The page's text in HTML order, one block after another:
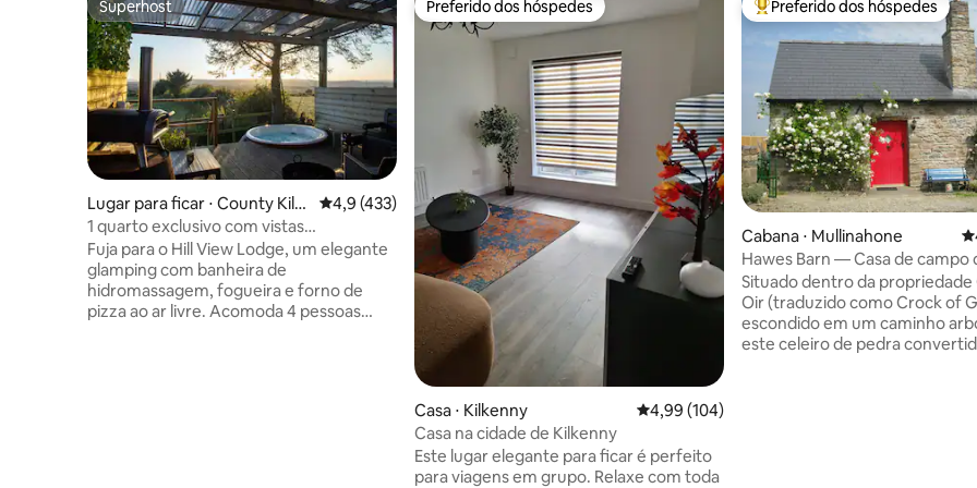
Superhost
Superhost
Lugar para ficar ⋅ County Kilk
enny
4,9 de uma avaliação média de 5, 433 avaliações
4,9 (433)
1 quarto exclusivo com vistas
espetaculares e banheira de
hidromassagem
Fuja para o Hill View Lodge, um elegante
glamping com banheira de
hidromassagem, fogueira e forno de
pizza ao ar livre. Acomoda 4 pessoas
Preferido dos hóspedes
Preferido dos hóspedes
Casa ⋅ Kilkenny 4,99 de uma avaliação média de 5, 104
4,99 (104)
Casa na cidade de Kilkenny
Este lugar elegante para ficar é perfeito
para viagens em grupo. Relaxe com toda
Entre os melhores preferidos
Preferido dos hóspedes
Cabana ⋅ Mullinahone
Hawes Barn — Casa de campo
anos
Situado dentro da propriedade
Oir (traduzido como Crock of
escondido em um caminho
este celeiro de pedra